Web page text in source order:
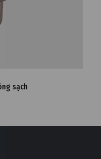
sạch